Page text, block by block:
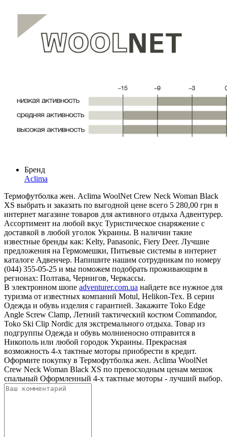
Бренд
Aclima
Термофутболка жен. Aclima WoolNet Crew Neck Woman Black
XS выбрать и заказать по выгодной цене всего 5 280,00 грн в
интернет магазине товаров для активного отдыха Адвентурер.
Ассортимент на любой вкус Туристическое снаряжение с
доставкой в любой уголок Украины. В наличии такие
известные бренды как: Kelty, Panasonic, Fiery Deer. Лучшие
предложения на Гермомешки, Питьевые системы в интернет
каталоге Адвенчер. Напишите нашим сотрудникам по номеру
(044) 355-05-25 и мы поможем подобрать проживающим в
регионах: Полтава, Чернигов, Черкассы.
В электронном шопе adventurer.com.ua найдете все нужное для
туризма от известных компаний Motul, Helikon-Tex. В серии
Одежда и обувь изделия с гарантией. Закажите Toko Edge
Angle Screw Clamp, Летний тактический костюм Commandor,
Toko Ski Clip Nordic для экстремального отдыха. Товар из
подгруппы Одежда и обувь молниеносно отправится в
Никополь или любой городок Украины. Прекрасная
возможность 4-х тактные моторы приобрести в кредит.
Оформите покупку в Термофутболка жен. Aclima WoolNet
Crew Neck Woman Black XS по превосходным ценам мешок
спальный Оформленный 4-х тактные моторы - лучший выбор.